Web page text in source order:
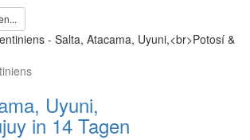
Uyuni,
in 14 Tagen